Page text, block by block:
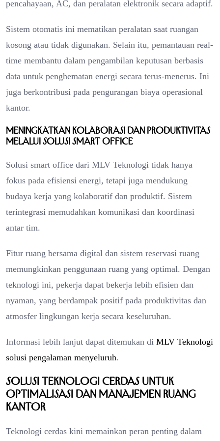
pencahayaan, AC, dan peralatan elektronik secara adaptif.
Sistem otomatis ini mematikan peralatan saat ruangan
kosong atau tidak digunakan. Selain itu, pemantauan real-
time membantu dalam pengambilan keputusan berbasis
data untuk penghematan energi secara terus-menerus. Ini
juga berkontribusi pada pengurangan biaya operasional
kantor.
Meningkatkan Kolaborasi dan Produktivitas
melalui Solusi Smart Office
Solusi smart office dari MLV Teknologi tidak hanya
fokus pada efisiensi energi, tetapi juga mendukung
budaya kerja yang kolaboratif dan produktif. Sistem
terintegrasi memudahkan komunikasi dan koordinasi
antar tim.
Fitur ruang bersama digital dan sistem reservasi ruang
memungkinkan penggunaan ruang yang optimal. Dengan
teknologi ini, pekerja dapat bekerja lebih efisien dan
nyaman, yang berdampak positif pada produktivitas dan
atmosfer lingkungan kerja secara keseluruhan.
Informasi lebih lanjut dapat ditemukan di MLV Teknologi
solusi pengalaman menyeluruh.
Solusi Teknologi Cerdas untuk
Optimalisasi dan Manajemen Ruang
Kantor
Teknologi cerdas kini memainkan peran penting dalam